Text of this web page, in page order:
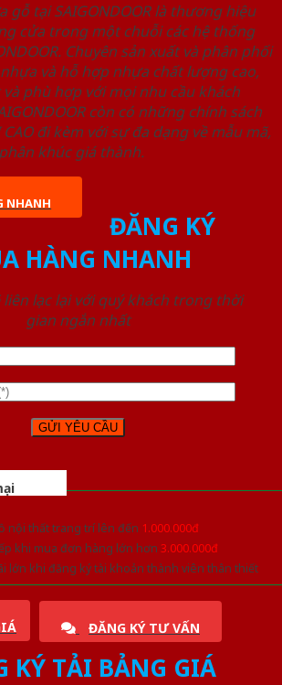
gỗ tại SAIGONDOOR là thương hiệu
cửa trong một chuỗi các hệ thống
Chuyên sản xuất và phân phối
và hỗ hợp nhựa chất lượng cao,
phù hợp với mọi nhu cầu khách
còn có những chính sách
đi kèm với sự đa dạng về mẫu mã,
khúc giá thành.
NHANH
ĐĂNG KÝ
HÀNG NHANH
liên lạc lại với quý khách trong thời
gian ngắn nhất
nội thất trang trí lên đến 1.000.000đ
khi mua đơn hàng lớn hơn 3.000.000đ
lớn khi đăng ký tài khoản thành viên thân thiết
ĐĂNG KÝ TƯ VẤN
KÝ TẢI BẢNG GIÁ